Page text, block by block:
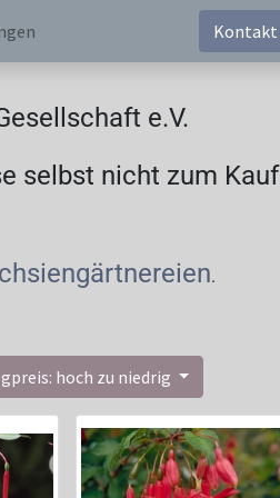
Kontakt
e.V.
selbst nicht zum Kauf
.
hoch zu niedrig